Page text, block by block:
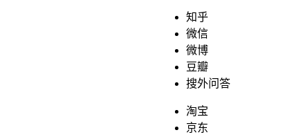
知乎
微信
微博
豆瓣
搜外问答
淘宝
京东